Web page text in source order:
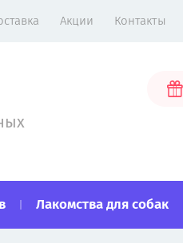
Акции Контакты
Лакомства для собак